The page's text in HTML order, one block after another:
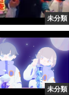
未分類
未分類